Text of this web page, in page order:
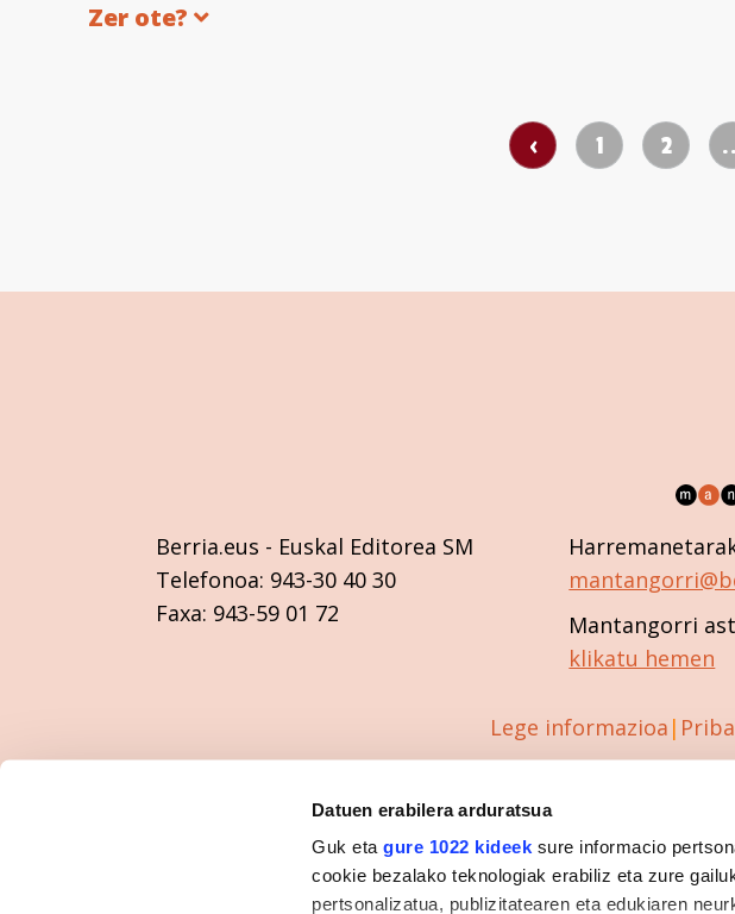
Datuen erabilera arduratsua
Guk etagure 1022 kideek sure informacio
cookie bezalako teknologiak erabiliz eta zure
pertsonalizatua, publizitatearen eta edukiaren
Zer ote?
‹ 1 2
Berria.eus - Euskal Editorea SM
Telefonoa: 943-30 40 30
Faxa: 943-59 01 72
Mantangorri
klikatu hemen
Lege informazioa